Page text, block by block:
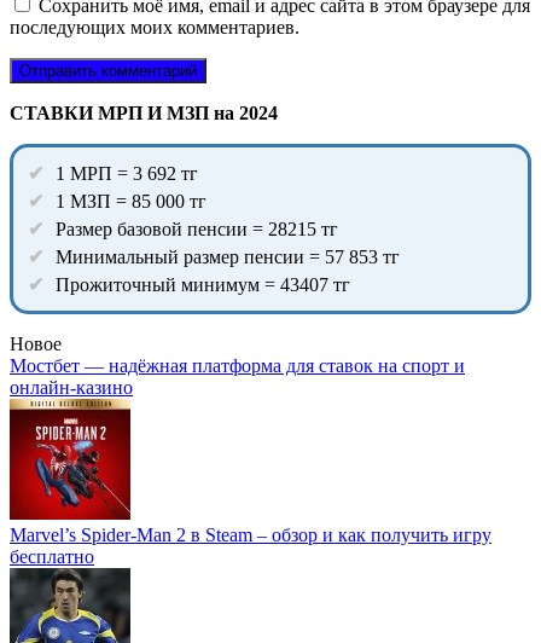
Сохранить моё имя, email и адрес сайта в этом браузере для
последующих моих комментариев.
СТАВКИ МРП И МЗП на 2024
1 МРП = 3 692 тг
1 МЗП = 85 000 тг
Размер базовой пенсии = 28215 тг
Минимальный размер пенсии = 57 853 тг
Прожиточный минимум = 43407 тг
Новое
Мостбет — надёжная платформа для ставок на спорт и
онлайн-казино
Marvel’s Spider-Man 2 в Steam – обзор и как получить игру
бесплатно